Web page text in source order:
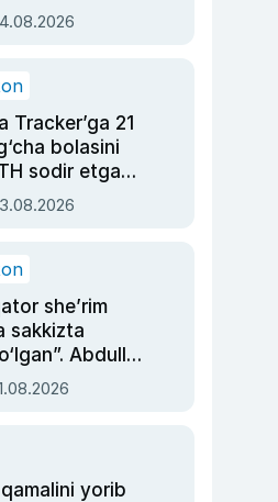
xavotir
Tracker’ga 21
bolasini
sodir etgan
hukmi o‘qildi
she’rim
sakkizta
Abdulla
asrab
yorib